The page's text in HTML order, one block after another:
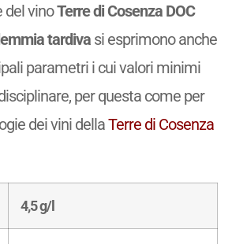
del vinoTerre di Cosenza DOC
tardivasi esprimono anche
parametri i cui valori minimi
per questa come per
dei vini dellaTerre di Cosenza
4,5 g/l